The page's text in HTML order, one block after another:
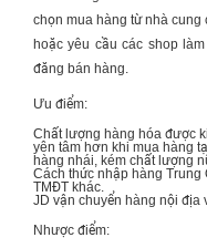
chọn mua hàng từ nhà cung
hoặc yêu cầu các shop
đăng bán hàng.
Ưu điểm:
Chất lượng hàng hóa được
yên tâm hơn khi mua hàng
hàng nhái, kém chất lượng
Cách thức nhập hàng Trung
TMĐT khác.
JD vận chuyển hàng nội địa
Nhược điểm: